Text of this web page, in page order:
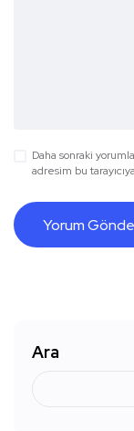
Daha sonraki
adresim bu
Ara